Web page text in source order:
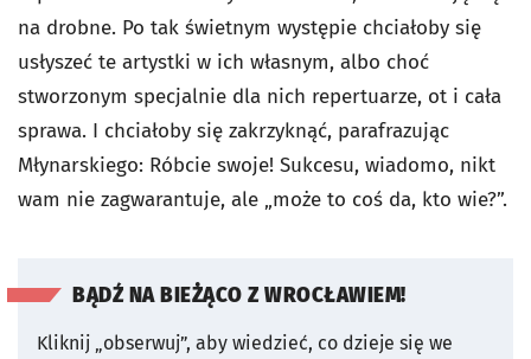
na drobne. Po tak świetnym występie chciałoby się
usłyszeć te artystki w ich własnym, albo choć
stworzonym specjalnie dla nich repertuarze, ot i cała
sprawa. I chciałoby się zakrzyknąć, parafrazując
Młynarskiego: Róbcie swoje! Sukcesu, wiadomo, nikt
wam nie zagwarantuje, ale „może to coś da, kto wie?”.
BĄDŹ NA BIEŻĄCO Z WROCŁAWIEM!
Kliknij „obserwuj”, aby wiedzieć, co dzieje się we